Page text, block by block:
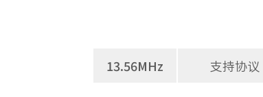
13.56MHz 支持协议